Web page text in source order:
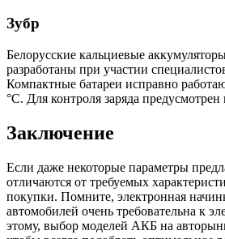
Зубр
Белорусские кальциевые
разработаны при участии
Компактные батареи исправно
°С. Для контроля заряда
Заключение
Если даже некоторые параметры
отличаются от требуемых
покупки. Помните, электронная
автомобилей очень требовательна к
этому, выбор моделей АКБ на